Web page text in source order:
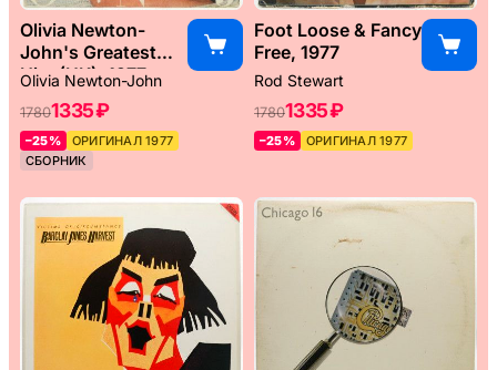
Olivia Newton-
John's Greatest
Hits (UK), 1977
Olivia Newton-John
17801335 ₽
–25%
ОРИГИНАЛ 1977
СБОРНИК
Foot Loose & Fancy
Free, 1977
Rod Stewart
17801335 ₽
–25% ОРИГИНАЛ 1977